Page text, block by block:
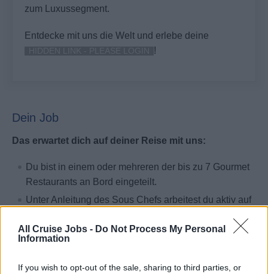
All Cruise Jobs - Do Not Process My Personal
Information
If you wish to opt-out of the sale, sharing to third parties, or
zum Luxussegment.
Entdecke mit uns die Welt und erlebe deine
!
Dein Job
Das erwartet dich auf deiner Reise mit uns:
Du bist in einem oder mehreren der bis zu 7 Gourmet
Restaurants an Bord eingeteilt.
Unter Anleitung des Sous Chefs arbeitest du aktiv auf
Aus hochwertigen und exklusiven Zutaten kreierst du
Vertragsdauer deines 1. Vertrages: 4 - 6 Monate (nach